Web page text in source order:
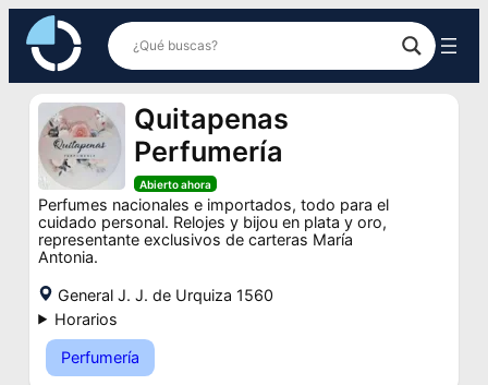
Saltar
contenido
Quitapenas
Perfumería
Abierto ahora
Perfumes nacionales e importados, todo para el
cuidado personal. Relojes y bijou en plata y oro,
representante exclusivos de carteras María
Antonia.
General J. J. de Urquiza 1560
Horarios
Perfumería